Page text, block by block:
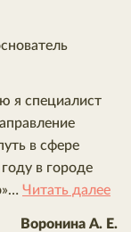
я специалист
в сфере
в городе
Читать далее
Воронина А. Е.